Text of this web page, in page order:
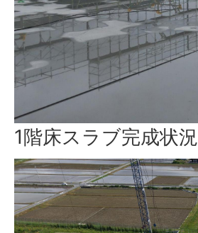
1階床スラブ完成状況